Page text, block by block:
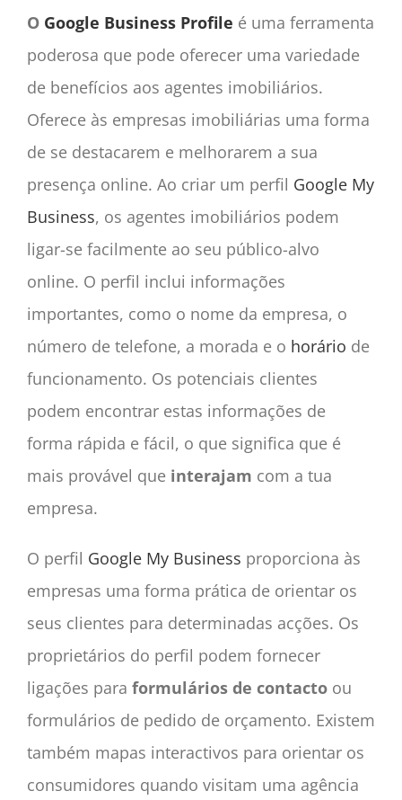
O Google Business Profile é uma ferramenta
poderosa que pode oferecer uma variedade
de benefícios aos agentes imobiliários.
Oferece às empresas imobiliárias uma forma
de se destacarem e melhorarem a sua
presença online. Ao criar um perfil Google My
Business, os agentes imobiliários podem
ligar-se facilmente ao seu público-alvo
online. O perfil inclui informações
importantes, como o nome da empresa, o
número de telefone, a morada e o horário de
funcionamento. Os potenciais clientes
podem encontrar estas informações de
forma rápida e fácil, o que significa que é
mais provável que interajam com a tua
empresa.
O perfil Google My Business proporciona às
empresas uma forma prática de orientar os
seus clientes para determinadas acções. Os
proprietários do perfil podem fornecer
ligações para formulários de contacto ou
formulários de pedido de orçamento. Existem
também mapas interactivos para orientar os
consumidores quando visitam uma agência